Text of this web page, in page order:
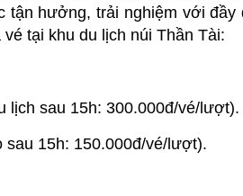
tận hưởng, trải nghiệm với
tại khu du lịch núi Thần Tài:
lịch sau 15h: 300.000đ/vé/lượt).
sau 15h: 150.000đ/vé/lượt).